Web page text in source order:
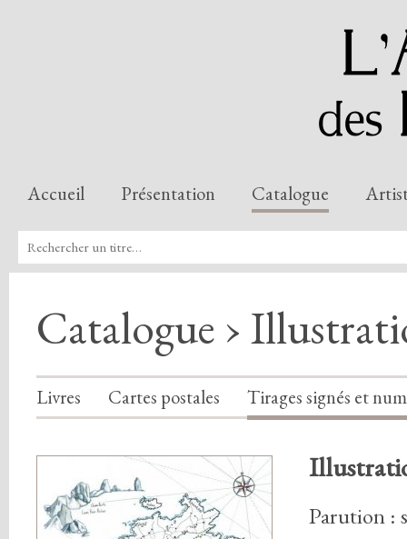
Accueil Présentation Catalogue
Catalogue ›
Livres Cartes postales Tirages signés et
Parution :